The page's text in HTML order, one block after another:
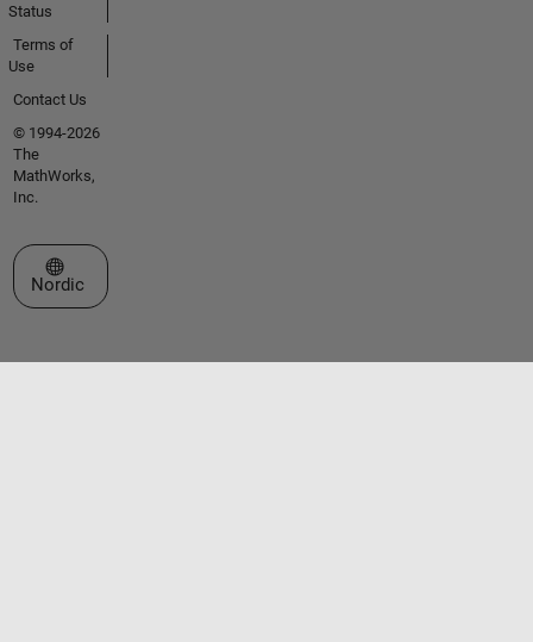
Status
Terms of
Use
Contact Us
© 1994-2026
The
MathWorks,
Inc.
Select a Web Site
Nordic